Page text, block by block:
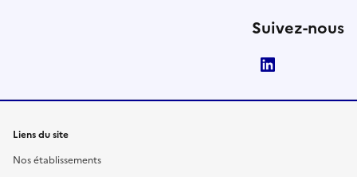
Suivez-nous
Liens du site
Nos établissements